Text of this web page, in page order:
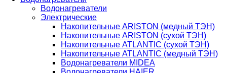
Водонагреватели
Электрические
Накопительные ARISTON (медный ТЭН)
Накопительные ARISTON (сухой ТЭН)
Накопительные ATLANTIC (сухой ТЭН)
Накопительные ATLANTIC (медный ТЭН)
Водонагреватели MIDEA